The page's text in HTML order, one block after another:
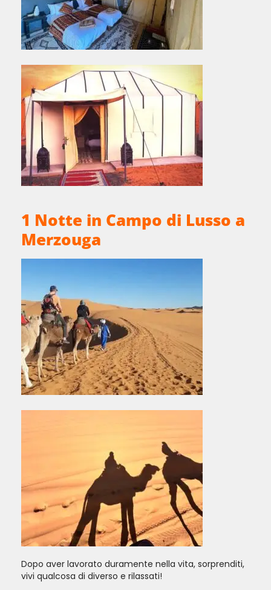
1 Notte in Campo di Lusso a
Merzouga
Dopo aver lavorato duramente nella vita, sorprenditi,
vivi qualcosa di diverso e rilassati!